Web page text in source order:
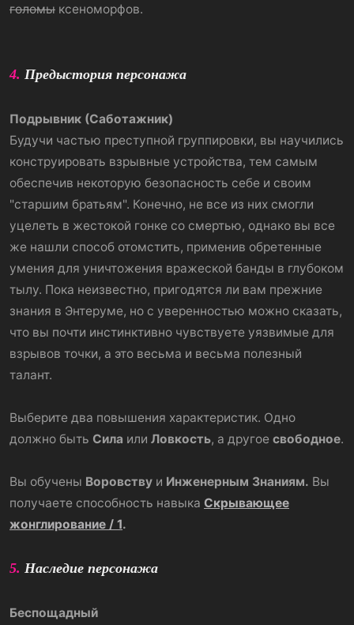
голомы ксеноморфов.
4. Предыстория персонажа
Подрывник (Саботажник)
Будучи частью преступной группировки, вы научились
конструировать взрывные устройства, тем самым
обеспечив некоторую безопасность себе и своим
"старшим братьям". Конечно, не все из них смогли
уцелеть в жестокой гонке со смертью, однако вы все
же нашли способ отомстить, применив обретенные
умения для уничтожения вражеской банды в глубоком
тылу. Пока неизвестно, пригодятся ли вам прежние
знания в Энтеруме, но с уверенностью можно сказать,
что вы почти инстинктивно чувствуете уязвимые для
взрывов точки, а это весьма и весьма полезный
талант.
Выберите два повышения характеристик. Одно
должно быть Сила или Ловкость, а другое свободное.
Вы обучены Воровству и Инженерным Знаниям. Вы
получаете способность навыка Скрывающее
жонглирование / 1.
5. Наследие персонажа
Беспощадный